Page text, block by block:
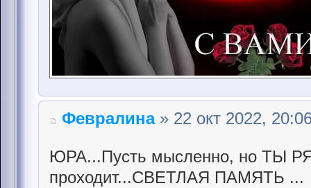
Февралина» 22 окт 2022,
ЮРА...Пусть мысленно, но ТЫ
проходит...СВЕТЛАЯ ПАМЯТЬ ...